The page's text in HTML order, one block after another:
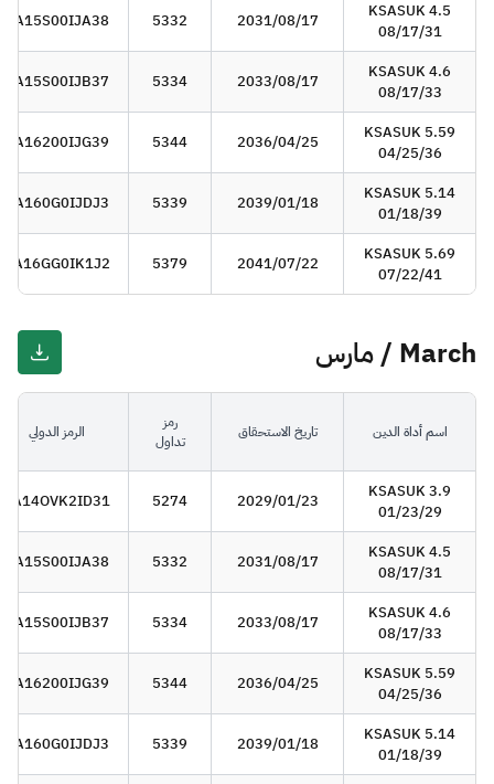
KSASUK 4.5
08/17/31
2031/08/17
5332
SA15S00IJA38
KSASUK 4.6
08/17/33
2033/08/17
5334
SA15S00IJB37
KSASUK 5.59
04/25/36
2036/04/25
5344
SA16200IJG39
KSASUK 5.14
01/18/39
2039/01/18
5339
SA160G0IJDJ3
KSASUK 5.69
07/22/41
2041/07/22
5379
SA16GG0IK1J2
March / مارس
اسم أداة الدين تاريخ الاستحقاق
رمز
تداول
الرمز الدولي
KSASUK 3.9
01/23/29
2029/01/23
5274
SA14OVK2ID31
KSASUK 4.5
08/17/31
2031/08/17
5332
SA15S00IJA38
KSASUK 4.6
08/17/33
2033/08/17
5334
SA15S00IJB37
KSASUK 5.59
04/25/36
2036/04/25
5344
SA16200IJG39
KSASUK 5.14
01/18/39
2039/01/18
5339
SA160G0IJDJ3